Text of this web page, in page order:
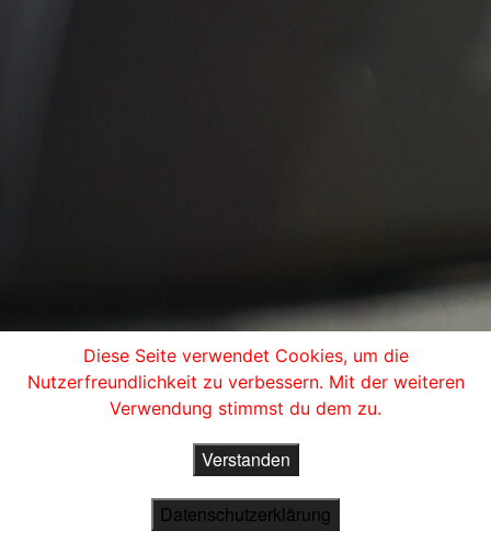
Diese Seite verwendet Cookies, um die
Nutzerfreundlichkeit zu verbessern. Mit der weiteren
Verwendung stimmst du dem zu.
Verstanden
Datenschutzerklärung